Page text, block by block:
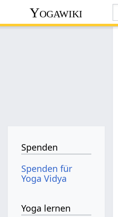
Yogawiki
Spenden
Spenden für
Yoga Vidya
Yoga lernen